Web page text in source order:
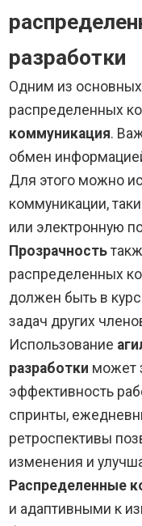
разработки
Одним из
распределенных
коммуникация.
обмен
Для этого можно
коммуникации,
или электронную
Прозрачность
распределенных
должен быть в
задач других
Использование
разработки может
эффективность
спринты,
ретроспективы
изменения и
Распределенные
и адаптивными к